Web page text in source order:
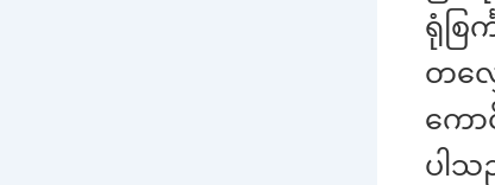
ရုံစြ
တလျှ
ကော
ပါ